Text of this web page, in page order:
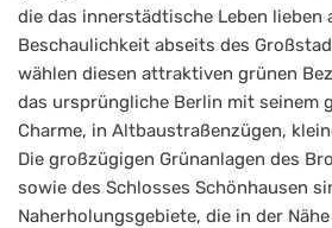
die das innerstädtische Leben lieben
Beschaulichkeit abseits des
wählen diesen attraktiven grünen
das ursprüngliche Berlin mit seinem
Charme, in Altbaustraßenzügen,
Die großzügigen Grünanlagen des
sowie des Schlosses Schönhausen
Naherholungsgebiete, die in der